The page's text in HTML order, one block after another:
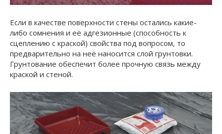
Если в качестве поверхности стены остались какие-
либо сомнения и её адгезионные (способность к
сцеплению с краской) свойства под вопросом, то
предварительно на неё наносится слой грунтовки.
Грунтование обеспечит более прочную связь между
краской и стеной.